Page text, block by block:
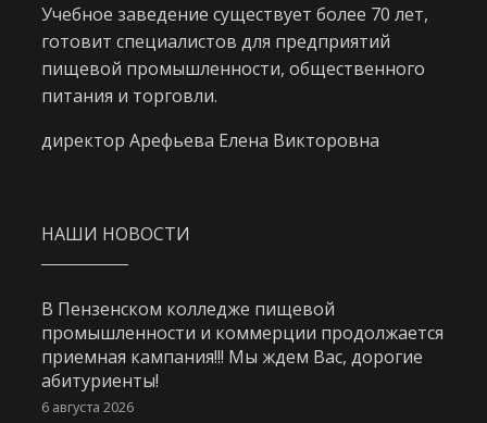
Учебное заведение существует более 70 лет,
готовит специалистов для предприятий
пищевой промышленности, общественного
питания и торговли.
директор Арефьева Елена Викторовна
НАШИ НОВОСТИ
В Пензенском колледже пищевой
промышленности и коммерции продолжается
приемная кампания!!! Мы ждем Вас, дорогие
абитуриенты!
6 августа 2026